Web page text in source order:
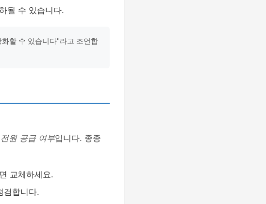
될 수 있습니다.
할 수 있습니다"라고 조언합
전원 공급 여부입니다. 종종
교체하세요.
검합니다.